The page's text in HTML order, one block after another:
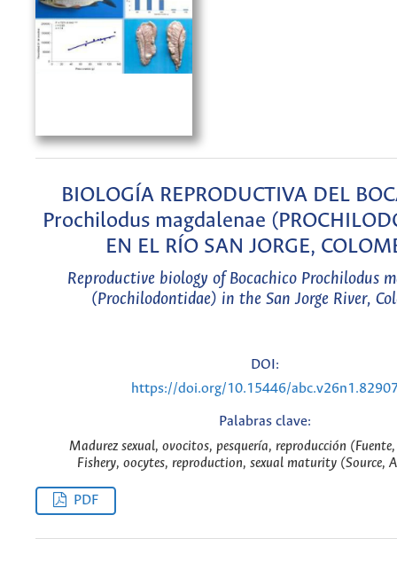
BIOLOGÍA REPRODUCTIVA DEL
Prochilodus magdalenae
EN EL RÍO SAN JORGE,
Reproductive biology of Bocachico Prochilodus
(Prochilodontidae) in the San Jorge River,
DOI:
https://doi.org/10.15446/
Palabras clave:
Madurez sexual, ovocitos, pesquería, reproducción
Fishery, oocytes, reproduction, sexual maturity (Source,
PDF